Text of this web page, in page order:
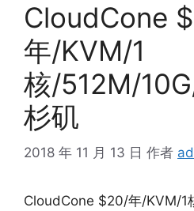
CloudCone
年/KVM/1
核/512M/
杉矶
2018 年 11 月 13 日 作者
CloudCone $20/年/KVM/1